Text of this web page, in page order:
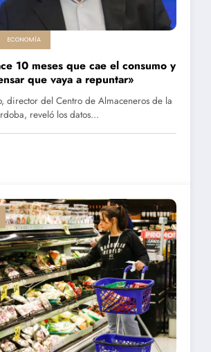
ECONOMÍA
10 meses que cae el consumo y
que vaya a repuntar»
director del Centro de Almaceneros de la
reveló los datos…